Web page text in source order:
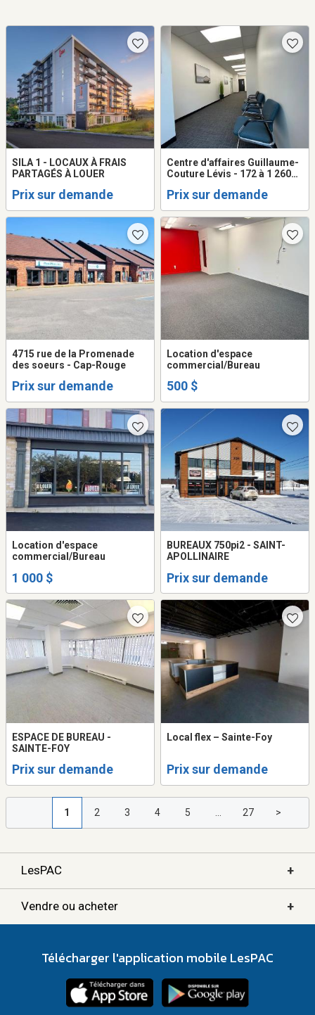
SILA 1 - LOCAUX À FRAIS
PARTAGÉS À LOUER
Prix sur demande
Centre d'affaires Guillaume-
Couture Lévis - 172 à 1 260
Prix sur demande
4715 rue de la Promenade
des soeurs - Cap-Rouge
Prix sur demande
Location d'espace
commercial/Bureau
500 $
Location d'espace
commercial/Bureau
1 000 $
BUREAUX 750pi2 - SAINT-
APOLLINAIRE
Prix sur demande
ESPACE DE BUREAU -
SAINTE-FOY
Prix sur demande
Local flex – Sainte-Foy
Prix sur demande
1 2 3 4 5 ... 27 >
LesPAC +
Vendre ou acheter +
Télécharger l'application mobile LesPAC